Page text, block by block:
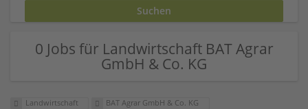
0 Jobs für Landwirtschaft BAT Agrar
GmbH & Co. KG
Landwirtschaft BAT Agrar GmbH & Co. KG